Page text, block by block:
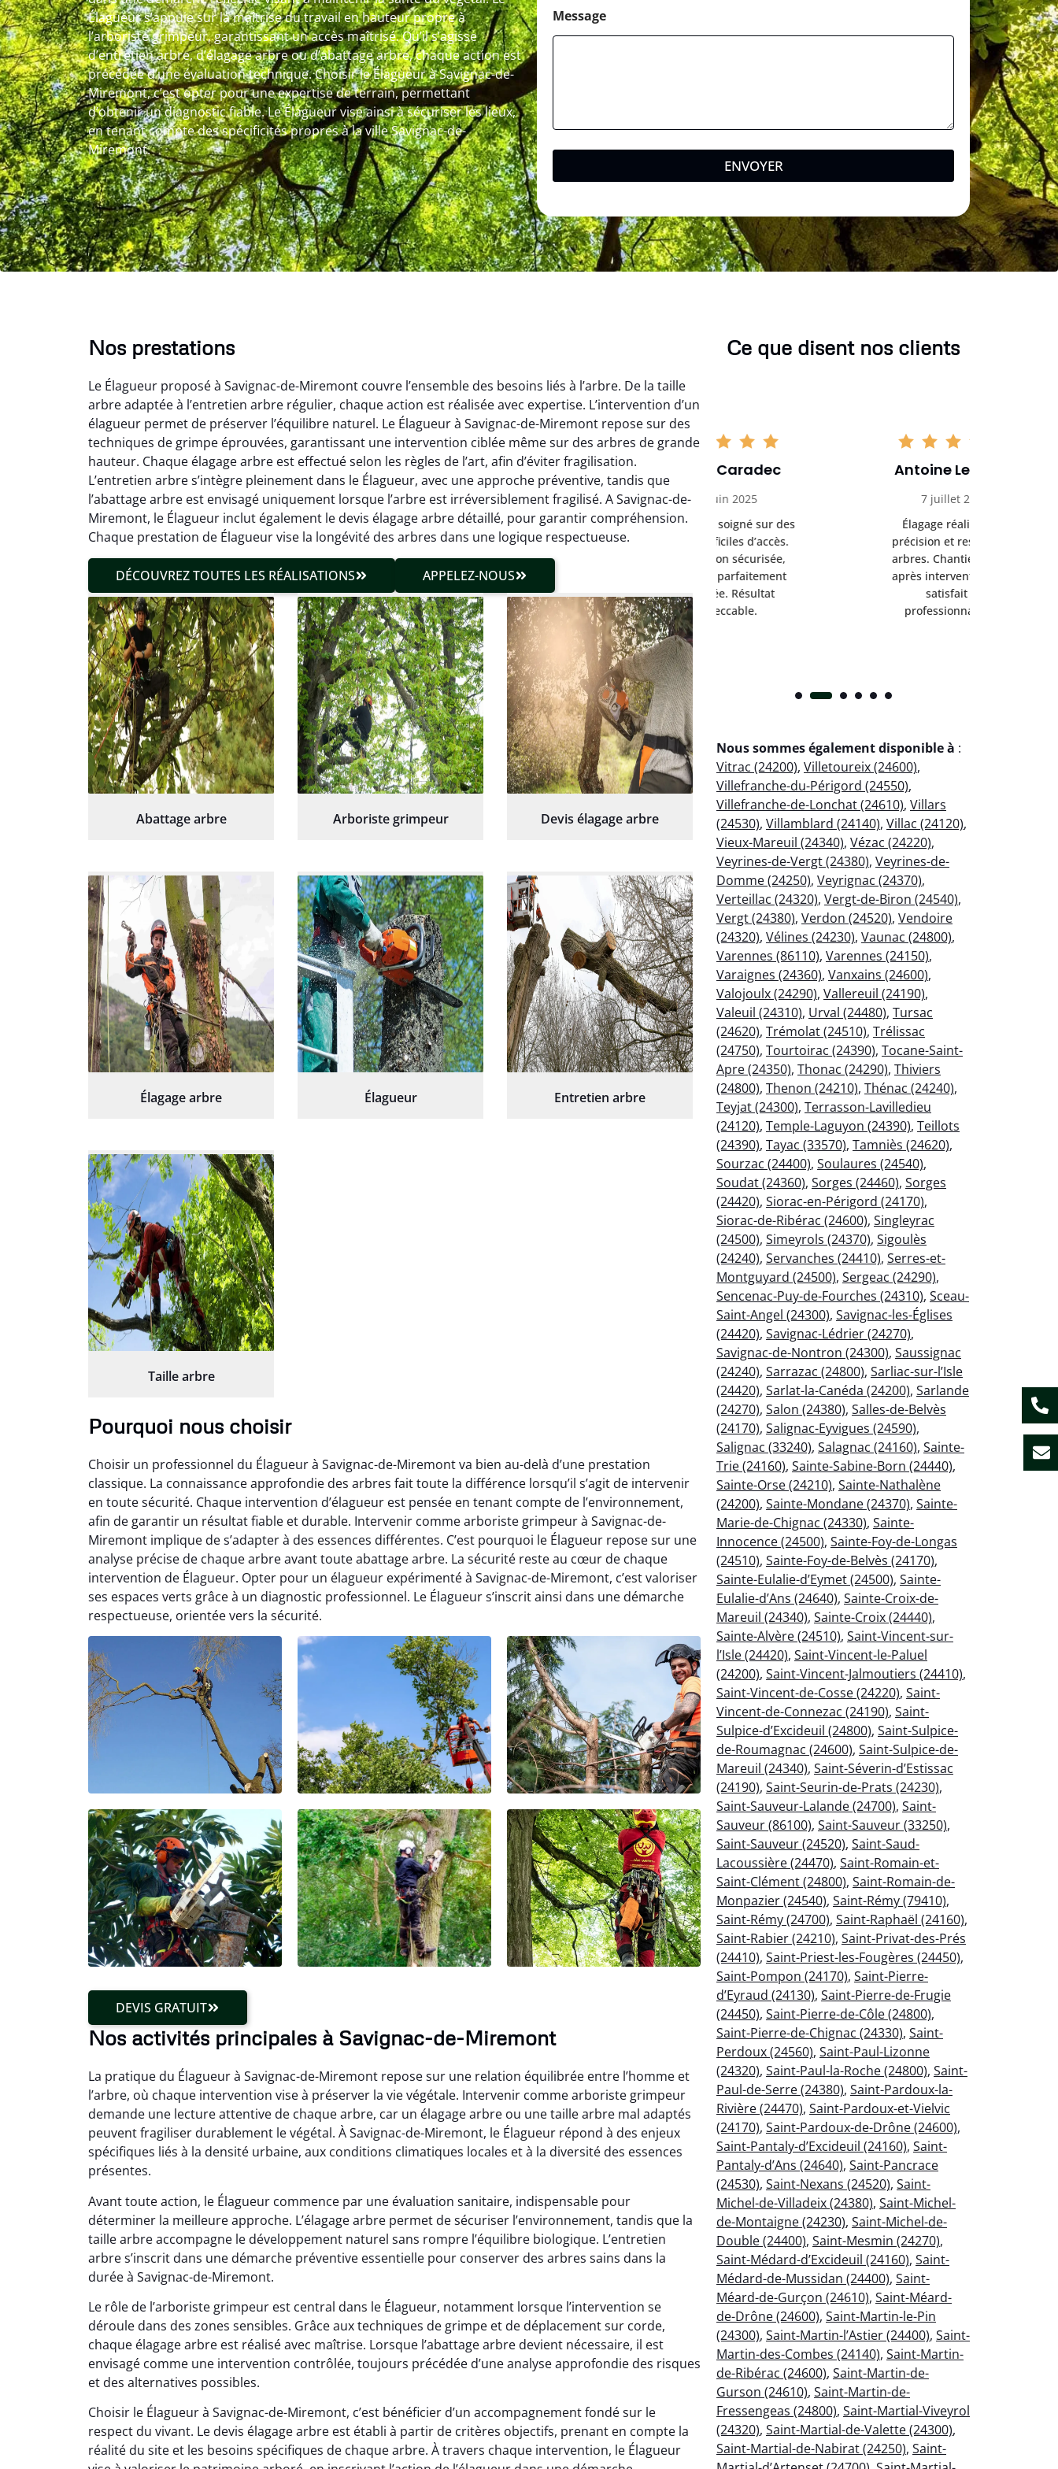
Élagueur s’appuie sur la maîtrise du travail en hauteur propre à
l’arboriste grimpeur, garantissant un accès maîtrisé. Qu’il s’agisse
d’entretien arbre, d’élagage arbre ou d’abattage arbre, chaque action est
précédée d’une évaluation technique. Choisir le Élagueur à Savignac-de-
Miremont, c’est opter pour une expertise de terrain, permettant
d’obtenir un diagnostic fiable. Le Élagueur vise ainsi à sécuriser les lieux,
en tenant compte des spécificités propres à la ville Savignac-de-
Miremont.
Message
ENVOYER
Nos prestations
Le Élagueur proposé à Savignac-de-Miremont couvre l’ensemble des besoins liés à l’arbre. De la taille
arbre adaptée à l’entretien arbre régulier, chaque action est réalisée avec expertise. L’intervention d’un
élagueur permet de préserver l’équilibre naturel. Le Élagueur à Savignac-de-Miremont repose sur des
techniques de grimpe éprouvées, garantissant une intervention ciblée même sur des arbres de grande
hauteur. Chaque élagage arbre est effectué selon les règles de l’art, afin d’éviter fragilisation.
L’entretien arbre s’intègre pleinement dans le Élagueur, avec une approche préventive, tandis que
l’abattage arbre est envisagé uniquement lorsque l’arbre est irréversible­ment fragilisé. A Savignac-de-
Miremont, le Élagueur inclut également le devis élagage arbre détaillé, pour garantir compréhension.
Chaque prestation de Élagueur vise la longévité des arbres dans une logique respectueuse.
DÉCOUVREZ TOUTES LES RÉALISATIONS APPELEZ-NOUS
Abattage arbre Arboriste grimpeur Devis élagage arbre
Élagage arbre Élagueur Entretien arbre
Taille arbre
Pourquoi nous choisir
Choisir un professionnel du Élagueur à Savignac-de-Miremont va bien au-delà d’une prestation
classique. La connaissance approfondie des arbres fait toute la différence lorsqu’il s’agit de intervenir
en toute sécurité. Chaque intervention d’élagueur est pensée en tenant compte de l’environnement,
afin de garantir un résultat fiable et durable. Intervenir comme arboriste grimpeur à Savignac-de-
Miremont implique de s’adapter à des essences différentes. C’est pourquoi le Élagueur repose sur une
analyse précise de chaque arbre avant toute abattage arbre. La sécurité reste au cœur de chaque
intervention de Élagueur. Opter pour un élagueur expérimenté à Savignac-de-Miremont, c’est valoriser
ses espaces verts grâce à un diagnostic professionnel. Le Élagueur s’inscrit ainsi dans une démarche
respectueuse, orientée vers la sécurité.
DEVIS GRATUIT
Nos activités principales à Savignac-de-Miremont
La pratique du Élagueur à Savignac-de-Miremont repose sur une relation équilibrée entre l’homme et
l’arbre, où chaque intervention vise à préserver la vie végétale. Intervenir comme arboriste grimpeur
demande une lecture attentive de chaque arbre, car un élagage arbre ou une taille arbre mal adaptés
peuvent fragiliser durablement le végétal. À Savignac-de-Miremont, le Élagueur répond à des enjeux
spécifiques liés à la densité urbaine, aux conditions climatiques locales et à la diversité des essences
présentes.
Avant toute action, le Élagueur commence par une évaluation sanitaire, indispensable pour
déterminer la meilleure approche. L’élagage arbre permet de sécuriser l’environnement, tandis que la
taille arbre accompagne le développement naturel sans rompre l’équilibre biologique. L’entretien
arbre s’inscrit dans une démarche préventive essentielle pour conserver des arbres sains dans la
durée à Savignac-de-Miremont.
Le rôle de l’arboriste grimpeur est central dans le Élagueur, notamment lorsque l’intervention se
déroule dans des zones sensibles. Grâce aux techniques de grimpe et de déplacement sur corde,
chaque élagage arbre est réalisé avec maîtrise. Lorsque l’abattage arbre devient nécessaire, il est
envisagé comme une intervention contrôlée, toujours précédée d’une analyse approfondie des risques
et des alternatives possibles.
Choisir le Élagueur à Savignac-de-Miremont, c’est bénéficier d’un accompagnement fondé sur le
respect du vivant. Le devis élagage arbre est établi à partir de critères objectifs, prenant en compte la
réalité du site et les besoins spécifiques de chaque arbre. À travers chaque intervention, le Élagueur
Ce que disent nos clients
Mathieu Roussel
19 décembre 2025
Intervention propre et
précise malgré des
conditions compliquées. Le
résultat est exactement
conforme à mes attentes.
Julien Caradec
18 juin 2025
Travail très soigné sur des
arbres difficiles d’accès.
Intervention sécurisée,
maîtrisée. Résultat
impeccable.
Antoine Lemoine
Élagage réalisé avec
précision et respect des
arbres. Chantier propre
après intervention. Très
Nous sommes également disponible à :
Vitrac (24200), Villetoureix (24600),
Villefranche-du-Périgord (24550),
Villefranche-de-Lonchat (24610), Villars
(24530), Villamblard (24140), Villac (24120),
Vieux-Mareuil (24340), Vézac (24220),
Veyrines-de-Vergt (24380), Veyrines-de-
Domme (24250), Veyrignac (24370),
Verteillac (24320), Vergt-de-Biron (24540),
Vergt (24380), Verdon (24520), Vendoire
(24320), Vélines (24230), Vaunac (24800),
Varennes (86110), Varennes (24150),
Varaignes (24360), Vanxains (24600),
Valojoulx (24290), Vallereuil (24190),
Valeuil (24310), Urval (24480), Tursac
(24620), Trémolat (24510), Trélissac
(24750), Tourtoirac (24390), Tocane-Saint-
Apre (24350), Thonac (24290), Thiviers
(24800), Thenon (24210), Thénac (24240),
Teyjat (24300), Terrasson-Lavilledieu
(24120), Temple-Laguyon (24390), Teillots
(24390), Tayac (33570), Tamniès (24620),
Sourzac (24400), Soulaures (24540),
Soudat (24360), Sorges (24460), Sorges
(24420), Siorac-en-Périgord (24170),
Siorac-de-Ribérac (24600), Singleyrac
(24500), Simeyrols (24370), Sigoulès
(24240), Servanches (24410), Serres-et-
Montguyard (24500), Sergeac (24290),
Sencenac-Puy-de-Fourches (24310), Sceau-
Saint-Angel (24300), Savignac-les-Églises
(24420), Savignac-Lédrier (24270),
Savignac-de-Nontron (24300), Saussignac
(24240), Sarrazac (24800), Sarliac-sur-l’Isle
(24420), Sarlat-la-Canéda (24200), Sarlande
(24270), Salon (24380), Salles-de-Belvès
(24170), Salignac-Eyvigues (24590),
Salignac (33240), Salagnac (24160), Sainte-
Trie (24160), Sainte-Sabine-Born (24440),
Sainte-Orse (24210), Sainte-Nathalène
(24200), Sainte-Mondane (24370), Sainte-
Marie-de-Chignac (24330), Sainte-
Innocence (24500), Sainte-Foy-de-Longas
(24510), Sainte-Foy-de-Belvès (24170),
Sainte-Eulalie-d’Eymet (24500), Sainte-
Eulalie-d’Ans (24640), Sainte-Croix-de-
Mareuil (24340), Sainte-Croix (24440),
Sainte-Alvère (24510), Saint-Vincent-sur-
l’Isle (24420), Saint-Vincent-le-Paluel
(24200), Saint-Vincent-Jalmoutiers (24410),
Saint-Vincent-de-Cosse (24220), Saint-
Vincent-de-Connezac (24190), Saint-
Sulpice-d’Excideuil (24800), Saint-Sulpice-
de-Roumagnac (24600), Saint-Sulpice-de-
Mareuil (24340), Saint-Séverin-d’Estissac
(24190), Saint-Seurin-de-Prats (24230),
Saint-Sauveur-Lalande (24700), Saint-
Sauveur (86100), Saint-Sauveur (33250),
Saint-Sauveur (24520), Saint-Saud-
Lacoussière (24470), Saint-Romain-et-
Saint-Clément (24800), Saint-Romain-de-
Monpazier (24540), Saint-Rémy (79410),
Saint-Rémy (24700), Saint-Raphaël (24160),
Saint-Rabier (24210), Saint-Privat-des-Prés
(24410), Saint-Priest-les-Fougères (24450),
Saint-Pompon (24170), Saint-Pierre-
d’Eyraud (24130), Saint-Pierre-de-Frugie
(24450), Saint-Pierre-de-Côle (24800),
Saint-Pierre-de-Chignac (24330), Saint-
Perdoux (24560), Saint-Paul-Lizonne
(24320), Saint-Paul-la-Roche (24800), Saint-
Paul-de-Serre (24380), Saint-Pardoux-la-
Rivière (24470), Saint-Pardoux-et-Vielvic
(24170), Saint-Pardoux-de-Drône (24600),
Saint-Pantaly-d’Excideuil (24160), Saint-
Pantaly-d’Ans (24640), Saint-Pancrace
(24530), Saint-Nexans (24520), Saint-
Michel-de-Villadeix (24380), Saint-Michel-
de-Montaigne (24230), Saint-Michel-de-
Double (24400), Saint-Mesmin (24270),
Saint-Médard-d’Excideuil (24160), Saint-
Médard-de-Mussidan (24400), Saint-
Méard-de-Gurçon (24610), Saint-Méard-
de-Drône (24600), Saint-Martin-le-Pin
(24300), Saint-Martin-l’Astier (24400), Saint-
Martin-des-Combes (24140), Saint-Martin-
de-Ribérac (24600), Saint-Martin-de-
Gurson (24610), Saint-Martin-de-
Fressengeas (24800), Saint-Martial-Viveyrol
(24320), Saint-Martial-de-Valette (24300),
Saint-Martial-de-Nabirat (24250), Saint-